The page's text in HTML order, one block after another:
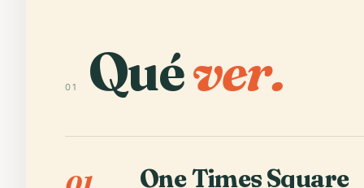
01 Quéver.
One Times Square